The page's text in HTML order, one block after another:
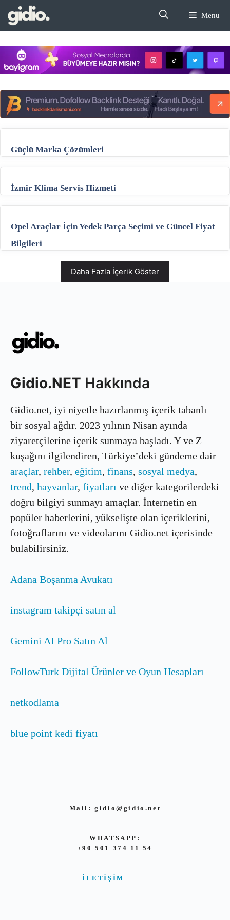
İçeriğe
atla
Menu
Güçlü Marka Çözümleri
İzmir Klima Servis Hizmeti
Opel Araçlar İçin Yedek Parça Seçimi ve Güncel Fiyat
Bilgileri
Daha Fazla İçerik Göster
Gidio.NET Hakkında
Gidio.net, iyi niyetle hazırlanmış içerik tabanlı
bir sosyal ağdır. 2023 yılının Nisan ayında
ziyaretçilerine içerik sunmaya başladı. Y ve Z
kuşağını ilgilendiren, Türkiye’deki gündeme dair
araçlar, rehber, eğitim, finans, sosyal medya,
trend, hayvanlar, fiyatları ve diğer kategorilerdeki
doğru bilgiyi sunmayı amaçlar. İnternetin en
popüler haberlerini, yükselişte olan içeriklerini,
fotoğraflarını ve videolarını Gidio.net içerisinde
bulabilirsiniz.
Adana Boşanma Avukatı
instagram takipçi satın al
Gemini AI Pro Satın Al
FollowTurk Dijital Ürünler ve Oyun Hesapları
netkodlama
blue point kedi fiyatı
Mail: gidio@gidio.net
WHATSAPP:
+90 501 374 11 54
İLETIŞIM